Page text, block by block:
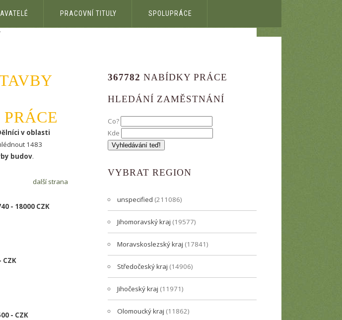
PRACOVNÍ TITULY SPOLUPRÁCE
v oblasti
1483
budov.
další strana
- 18000 CZK
CZK
- CZK
367782 NABÍDKY PRÁCE
HLEDÁNÍ ZAMĚSTNÁNÍ
Co?
Kde
VYBRAT REGION
unspecified (211086)
Jihomoravský kraj (19577)
Moravskoslezský kraj (17841)
Středočeský kraj (14906)
Jihočeský kraj (11971)
Olomoucký kraj (11862)